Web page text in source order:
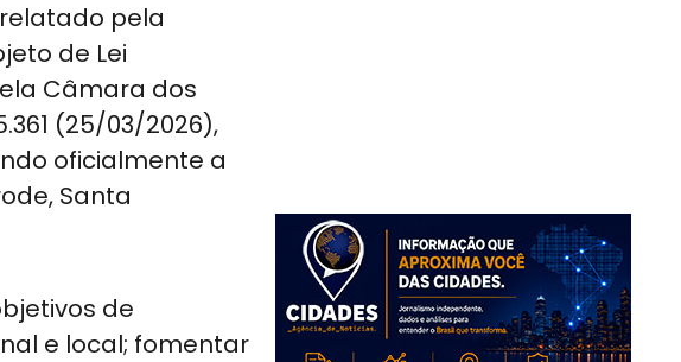
pela
de Lei
Câmara dos
(25/03/2026),
oficialmente a
Santa
de
e local; fomentar